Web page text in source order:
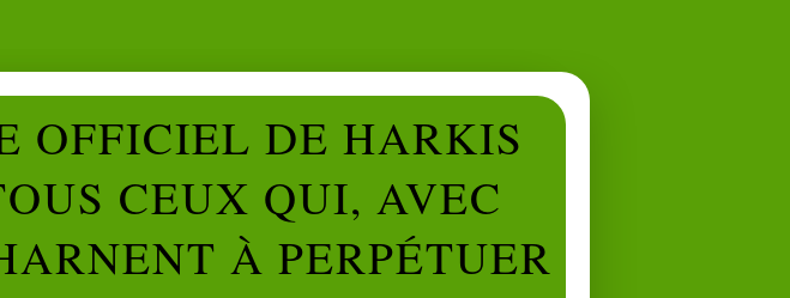
OFFICIEL DE HARKIS
CEUX QUI, AVEC
À PERPÉTUER